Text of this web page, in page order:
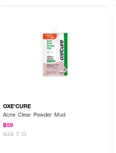
OXE'CURE
Acne Clear Powder Mud
฿59
size 7 G